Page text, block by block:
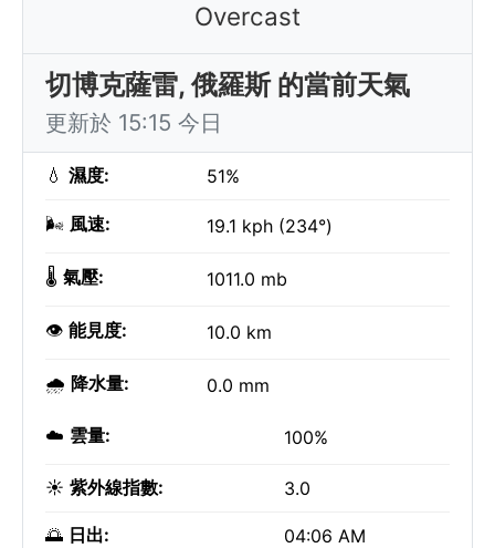
Overcast
切博克薩雷, 俄羅斯 的當前天氣
更新於 15:15 今日
💧 濕度: 51%
🌬️ 風速: 19.1 kph (234°)
🌡️ 氣壓: 1011.0 mb
👁️ 能見度: 10.0 km
🌧️ 降水量: 0.0 mm
☁️ 雲量: 100%
☀️ 紫外線指數: 3.0
🌅 日出: 04:06 AM